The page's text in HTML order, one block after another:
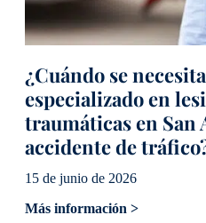
¿Cuándo se
especializado en
traumáticas en San
accidente de
15 de junio de 2026
Más información >